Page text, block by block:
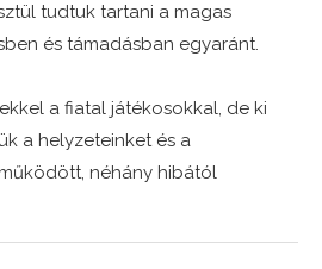
tudtuk tartani a magas
és támadásban egyaránt.
a fiatal játékosokkal, de ki
a helyzeteinket és a
néhány hibától